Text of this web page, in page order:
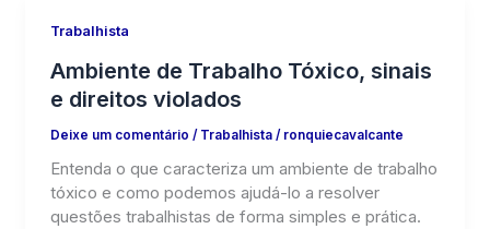
Trabalhista
Ambiente de Trabalho Tóxico, sinais
e direitos violados
Deixe um comentário / Trabalhista/ ronquiecavalcante
Entenda o que caracteriza um ambiente de trabalho
tóxico e como podemos ajudá-lo a resolver
questões trabalhistas de forma simples e prática.